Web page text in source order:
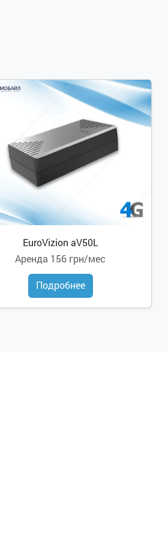
EuroVizion aV50L
Аренда 156 грн/мес
Подробнее